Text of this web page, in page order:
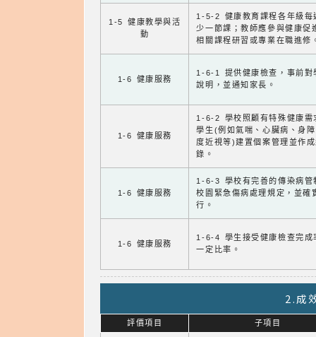
1-5 健康教學與活
動
1-5-2 健康教育課程各年級每
少一節課；教師應參與健康促
相關課程研習或專業在職進修
1-6 健康服務
1-6-1 提供健康檢查，事前對
說明，並通知家長。
1-6 健康服務
1-6-2 學校照顧有特殊健康需
學生(例如氣喘、心臟病、身
度近視等)建置個案管理並作
錄。
1-6 健康服務
1-6-3 學校有完善的傳染病管
校園緊急傷病處理規定，並確
行。
1-6 健康服務
1-6-4 學生接受健康檢查完成
一定比率。
2.成
評價項目 子項目